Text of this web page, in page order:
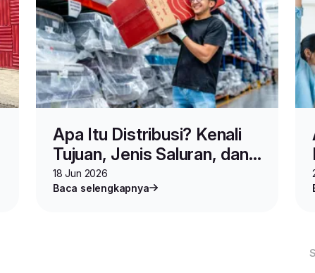
Apa Itu Distribusi? Kenali
Tujuan, Jenis Saluran, dan
Contohnya
18 Jun 2026
Baca selengkapnya